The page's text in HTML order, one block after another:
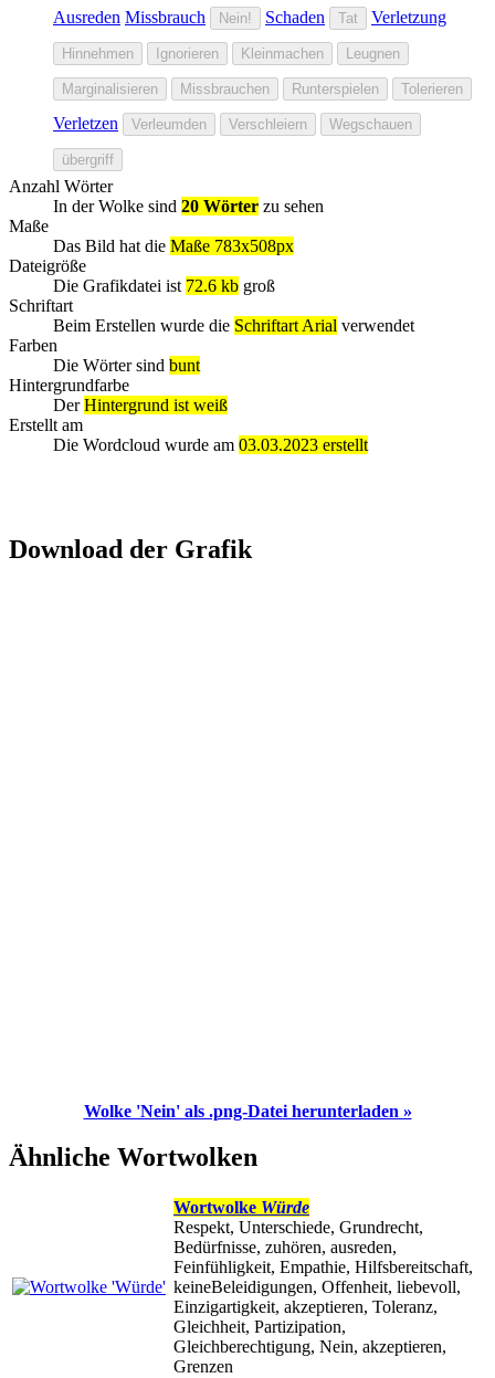
Ausreden Missbrauch Nein! Schaden Tat Verletzung
Hinnehmen Ignorieren Kleinmachen Leugnen
Marginalisieren Missbrauchen Runterspielen Tolerieren
Verletzen Verleumden Verschleiern Wegschauen
übergriff
Anzahl Wörter
In der Wolke sind 20 Wörter zu sehen
Maße
Das Bild hat die Maße 783x508px
Dateigröße
Die Grafikdatei ist 72.6 kb groß
Schriftart
Beim Erstellen wurde die Schriftart Arial verwendet
Farben
Die Wörter sind bunt
Hintergrundfarbe
DerHintergrund ist weiß
Erstellt am
Die Wordcloud wurde am 03.03.2023 erstellt
Download der Grafik
Wolke 'Nein' als .png-Datei herunterladen »
Ähnliche Wortwolken
Wortwolke Würde
Respekt, Unterschiede, Grundrecht,
Bedürfnisse, zuhören, ausreden,
Feinfühligkeit, Empathie, Hilfsbereitschaft,
keineBeleidigungen, Offenheit, liebevoll,
Einzigartigkeit, akzeptieren, Toleranz,
Gleichheit, Partizipation,
Gleichberechtigung, Nein, akzeptieren,
Grenzen